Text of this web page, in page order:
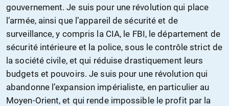
gouvernement. Je suis pour une révolution qui place
l’armée, ainsi que l’appareil de sécurité et de
surveillance, y compris la CIA, le FBI, le département de
sécurité intérieure et la police, sous le contrôle strict de
la société civile, et qui réduise drastiquement leurs
budgets et pouvoirs. Je suis pour une révolution qui
abandonne l’expansion impérialiste, en particulier au
Moyen-Orient, et qui rende impossible le profit par la